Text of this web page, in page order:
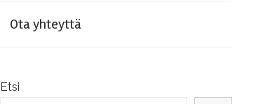
Ota yhteyttä
Etsi